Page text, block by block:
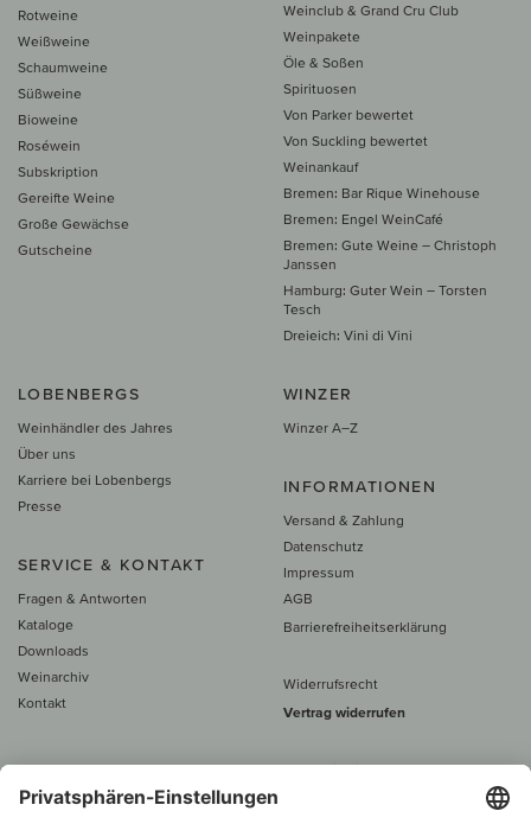
Rotweine
Weißweine
Schaumweine
Süßweine
Bioweine
Roséwein
Subskription
Gereifte Weine
Große Gewächse
Gutscheine
Weinclub & Grand Cru Club
Weinpakete
Öle & Soßen
Spirituosen
Von Parker bewertet
Von Suckling bewertet
Weinankauf
Bremen: Bar Rique Winehouse
Bremen: Engel WeinCafé
Bremen: Gute Weine – Christoph
Janssen
Hamburg: Guter Wein – Torsten
Tesch
Dreieich: Vini di Vini
LOBENBERGS
Weinhändler des Jahres
Über uns
Karriere bei Lobenbergs
Presse
SERVICE & KONTAKT
Fragen & Antworten
Kataloge
Downloads
Weinarchiv
Kontakt
WINZER
Winzer A–Z
INFORMATIONEN
Versand & Zahlung
Datenschutz
Impressum
AGB
Barrierefreiheitserklärung
Widerrufsrecht
Vertrag widerrufen
Alle Preise inkl. MwSt., zzgl. 5 €
60 € versand­kosten­